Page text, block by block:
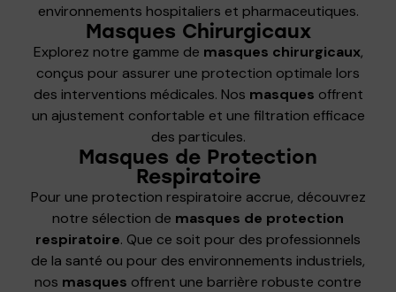
environnements hospitaliers et pharmaceutiques.
Masques Chirurgicaux
Explorez notre gamme de masques chirurgicaux,
conçus pour assurer une protection optimale lors
des interventions médicales. Nos masques offrent
un ajustement confortable et une filtration efficace
des particules.
Masques de Protection
Respiratoire
Pour une protection respiratoire accrue, découvrez
notre sélection de masques de protection
respiratoire. Que ce soit pour des professionnels
de la santé ou pour des environnements industriels,
nos masques offrent une barrière robuste contre